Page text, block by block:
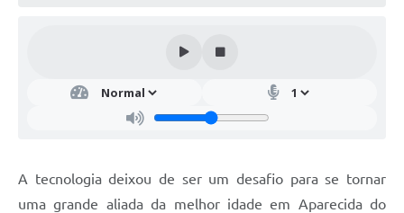
A tecnologia deixou de ser um desafio para se tornar
uma grande aliada da melhor idade em Aparecida do